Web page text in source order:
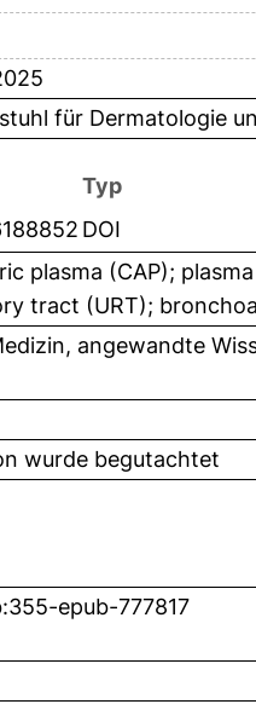
für Dermatologie
Typ
DOI
plasma (CAP);
tract (URT);
angewandte
wurde begutachtet
epub-777817